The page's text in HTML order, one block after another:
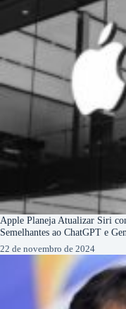
Apple Planeja Atualizar Siri
Semelhantes ao ChatGPT e
22 de novembro de 2024